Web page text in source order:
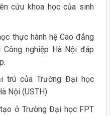
cứu khoa học của sinh
thực hành hệ Cao đẳng
nghiệp Hà Nội đáp
trú của Trường Đại học
Nội (USTH)
ở Trường Đại học FPT